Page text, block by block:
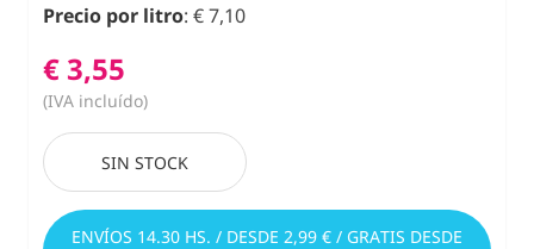
Precio por litro: € 7,10
€ 3,55
(IVA incluído)
SIN STOCK
ENVÍOS 14.30 HS. / DESDE 2,99 € / GRATIS DESDE